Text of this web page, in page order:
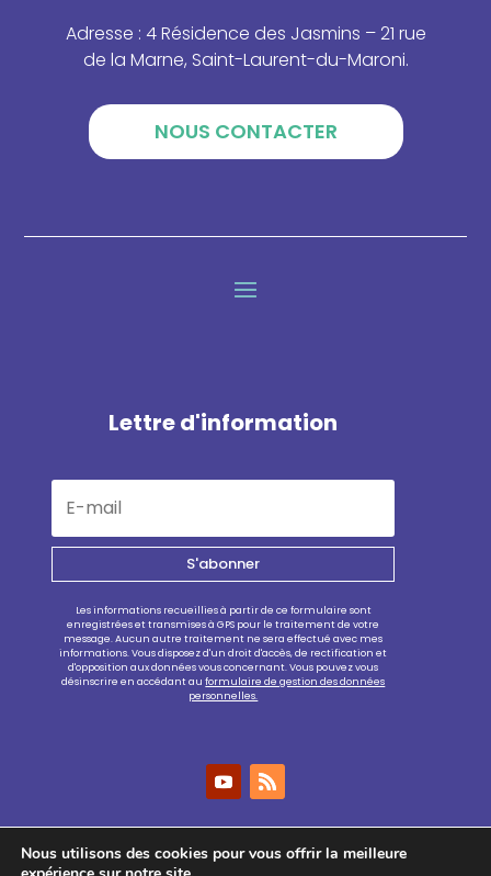
Adresse : 4 Résidence des Jasmins – 21 rue
de la Marne, Saint-Laurent-du-Maroni.
NOUS CONTACTER
Lettre d'information
S'abonner
Les informations recueillies à partir de ce formulaire sont
enregistrées et transmises à GPS pour le traitement de votre
message. Aucun autre traitement ne sera effectué avec mes
informations. Vous disposez d'un droit d'accès, de rectification et
d'opposition aux données vous concernant. Vous pouvez vous
désinscrire en accédant auformulaire de gestion des données
personnelles.
Nous utilisons des cookies pour vous offrir la meilleure